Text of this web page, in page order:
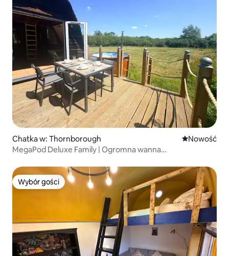
Chatka w: Thornborough Nowe
Nowość
MegaPod Deluxe Family | Ogromna wanna
Wybór gości
Wybór gości